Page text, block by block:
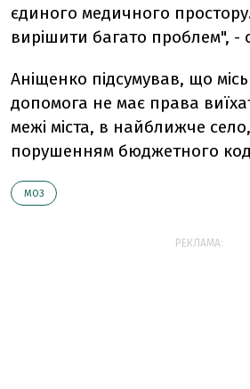
єдиного медичного
вирішити багато проблем", -
Аніщенко підсумував, що
допомога не має права
межі міста, в найближче
порушенням бюджетного
МОЗ
РЕКЛАМА: